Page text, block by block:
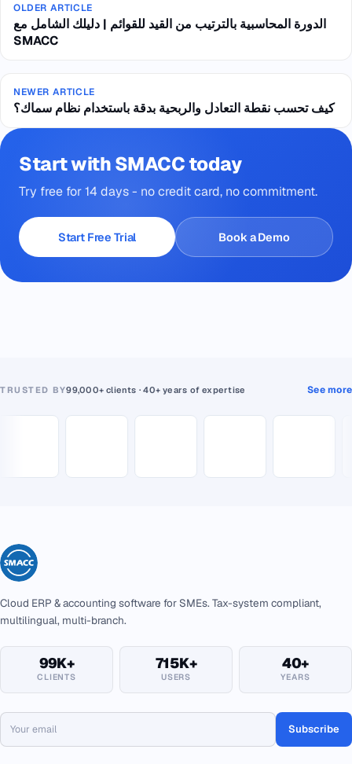
OLDER ARTICLE
الدورة المحاسبية بالترتيب من القيد للقوائم | دليلك الشامل مع
SMACC
NEWER ARTICLE
كيف تحسب نقطة التعادل والربحية بدقة باستخدام نظام سماك؟
Start with SMACC today
Try free for 14 days - no credit card, no commitment.
Start Free Trial Book a Demo
TRUSTED BY99,000+ clients · 40+ years of expertise See more
Cloud ERP & accounting software for SMEs. Tax-system compliant,
multilingual, multi-branch.
99K+
CLIENTS
715K+
USERS
40+
YEARS
Subscribe